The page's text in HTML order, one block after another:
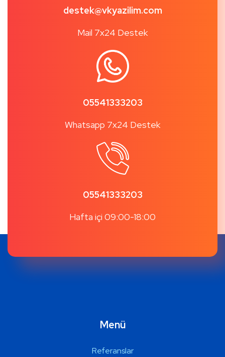
destek@vkyazilim.com
Mail 7x24 Destek
05541333203
Whatsapp 7x24 Destek
05541333203
Hafta içi 09:00-18:00
Menü
Referanslar